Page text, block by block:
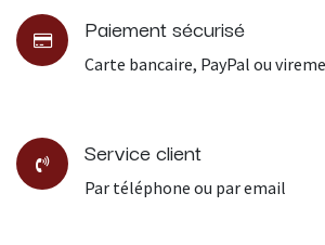
Paiement sécurisé
Carte bancaire, PayPal ou
Service client
Par téléphone ou par email